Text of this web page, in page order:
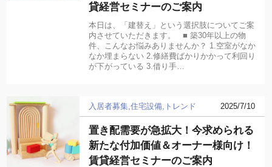
貸経営セミナーのご案内
本日は、「建替え」という選択肢についてご案
内させていただきます。 ■ 築30年以上の物
件、こんなお悩みありませんか？ 1.空室がなか
なか埋まらない 2.修繕費ばかりかかって利回り
が下がっている 3.借り手…
入居者募集 住宅設備 トレンド 2025/7/10
置き配需要が急拡大！今求められる
新たな付加価値＆オーナー様向け！
賃貸経営セミナーのご案内